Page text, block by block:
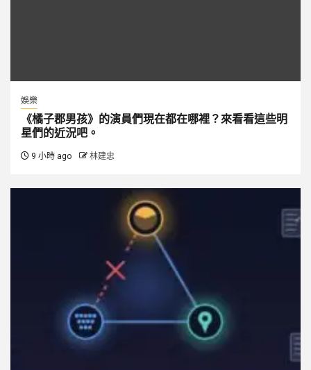
娛樂
《橘子郡男孩》的演員們現在都在哪裡？來看看這些明
星們的近況吧。
9 小時 ago 林建忠